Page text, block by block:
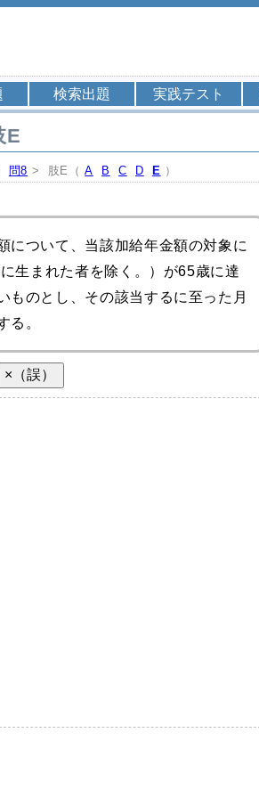
検索出題 実践テスト
E
問8 > 肢E（A B C D E ）
について、当該加給年金額の対象に
生まれた者を除く。）が65歳に達
ものとし、その該当するに至った月
る。